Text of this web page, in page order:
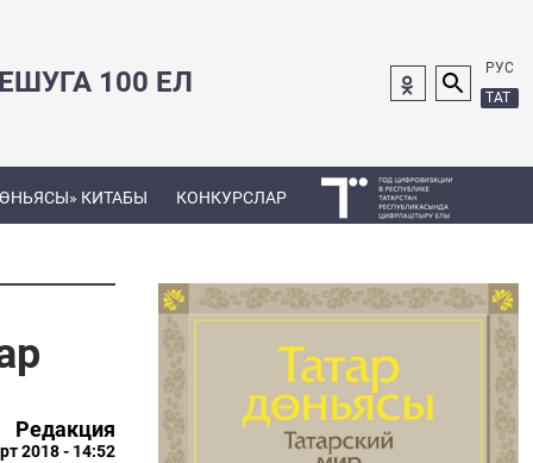
100 ЕЛ
РУС
ТАТ
КИТАБЫ КОНКУРСЛАР
Редакция
2018 - 14:52